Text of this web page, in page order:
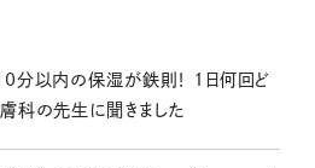
t
分以内の保湿が鉄則！ 1日何回ど
科の先生に聞きました